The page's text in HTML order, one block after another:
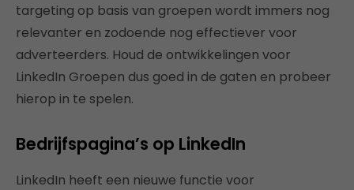
targeting op basis van groepen wordt immers nog
relevanter en zodoende nog effectiever voor
adverteerders. Houd de ontwikkelingen voor
LinkedIn Groepen dus goed in de gaten en probeer
hierop in te spelen.
Bedrijfspagina’s op LinkedIn
LinkedIn heeft een nieuwe functie voor